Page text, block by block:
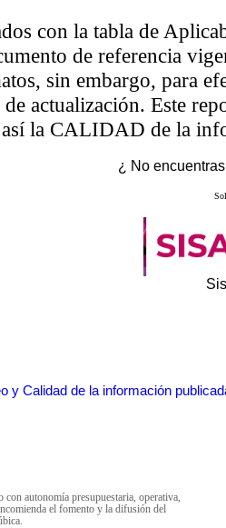
con la tabla de
de referencia
sin embargo, para
actualización. Este
la CALIDAD de la
¿ No
y Calidad de la información
autonomía presupuestaria, operativa,
el fomento y la difusión del